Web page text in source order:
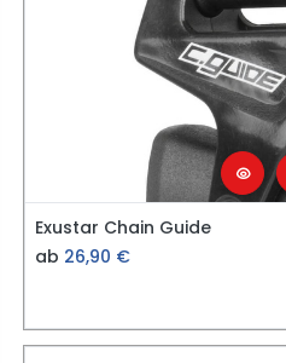
Exustar Chain Guide
ab 26,90 €